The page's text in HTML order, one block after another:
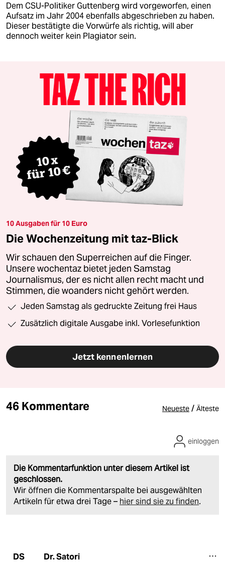
Dem CSU-Politiker Guttenberg wird vorgeworfen, einen
Aufsatz im Jahr 2004 ebenfalls abgeschrieben zu haben.
Dieser bestätigte die Vorwürfe als richtig, will aber
dennoch weiter kein Plagiator sein.
10 Ausgaben für 10 Euro
Die Wochenzeitung mit taz-Blick
Wir schauen den Superreichen auf die Finger.
Unsere wochentaz bietet jeden Samstag
Journalismus, der es nicht allen recht macht und
Stimmen, die woanders nicht gehört werden.
Jeden Samstag als gedruckte Zeitung frei Haus
Zusätzlich digitale Ausgabe inkl. Vorlesefunktion
Jetzt kennenlernen
46 Kommentare Neueste / Älteste
Die Kommentarfunktion unter diesem Artikel ist
geschlossen.
Wir öffnen die Kommentarspalte bei ausgewählten
Artikeln für etwa drei Tage – hier sind sie zu finden.
einloggen
DS Dr. Satori